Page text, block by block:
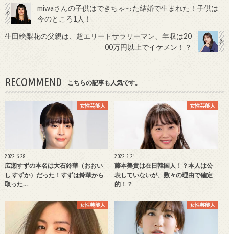
miwaさんの子供はできちゃった結婚で生まれた！子供は
今のところ1人！
生田絵梨花の父親は、超エリートサラリーマン、年収は20
00万円以上でイケメン！？
RECOMMEND こちらの記事も人気です。
女性芸能人
2022.6.28
広瀬すずの本名は大石鈴華（おおい
し すずか）だった！すずは鈴華から
取った…
女性芸能人
2022.5.21
藤本美貴は在日韓国人！？本人は公
表していないが、数々の理由で確定
的！？
女性芸能人 女性芸能人